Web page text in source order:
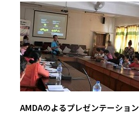
AMDAのよるプレゼンテーション